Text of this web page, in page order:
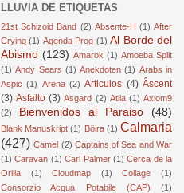
LLUVIA DE ETIQUETAS
21st Schizoid Band (2) Absente-H (1) After
Crying (1) Agenda Prog (1) Al Borde del
Abismo (123) Amarok (1) Amoeba Split
(1) Andy Sears (1) Anekdoten (1) Arabs in
Aspic (1) Arena (2) Articulos (4) Âscent
(3) Asfalto (3) Asgard (2) Atila (1) Axiom9
(2)
Bienvenidos al Paraiso (48)
Blank Manuskript (1) Böira (1) Calmaria
(427) Camel (2) Captains of Sea and War
(1) Caravan (1) Carl Palmer (1) Cerca de la
Orilla
(1) Cloudmap (1) Collage
(1)
Consorzio Acqua Potabile (CAP)
(1)